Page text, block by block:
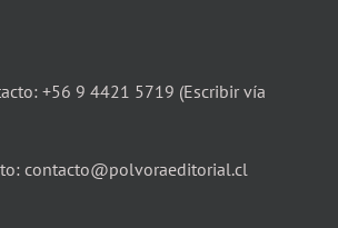
+56 9 4421 5719 (Escribir vía
contacto@polvoraeditorial.cl